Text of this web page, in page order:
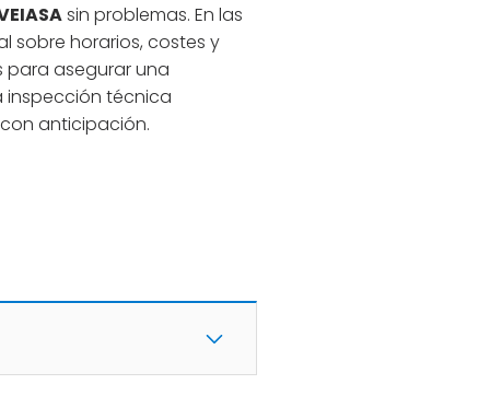
sin problemas. En las
sobre horarios, costes y
para asegurar una
inspección técnica
anticipación.